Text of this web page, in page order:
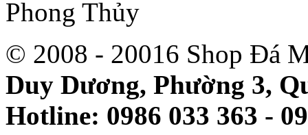
© 2008 - 20016 Shop Đá
Duy Dương, Phường 3,
Hotline: 0986 033 363 -